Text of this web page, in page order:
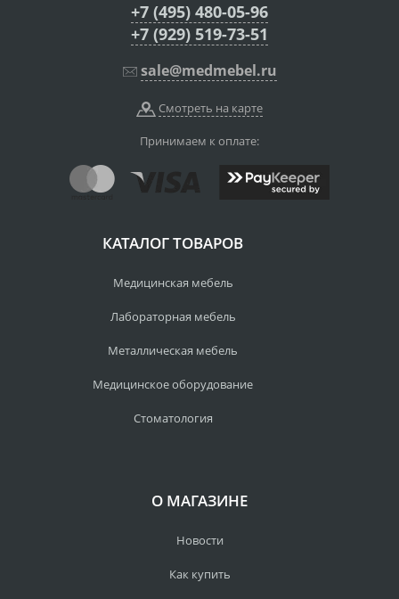
+7 (495) 480-05-96
+7 (929) 519-73-51
sale@medmebel.ru
Смотреть на карте
Принимаем к оплате:
КАТАЛОГ ТОВАРОВ
Медицинская мебель
Лабораторная мебель
Металлическая мебель
Медицинское оборудование
Стоматология
О МАГАЗИНЕ
Новости
Как купить